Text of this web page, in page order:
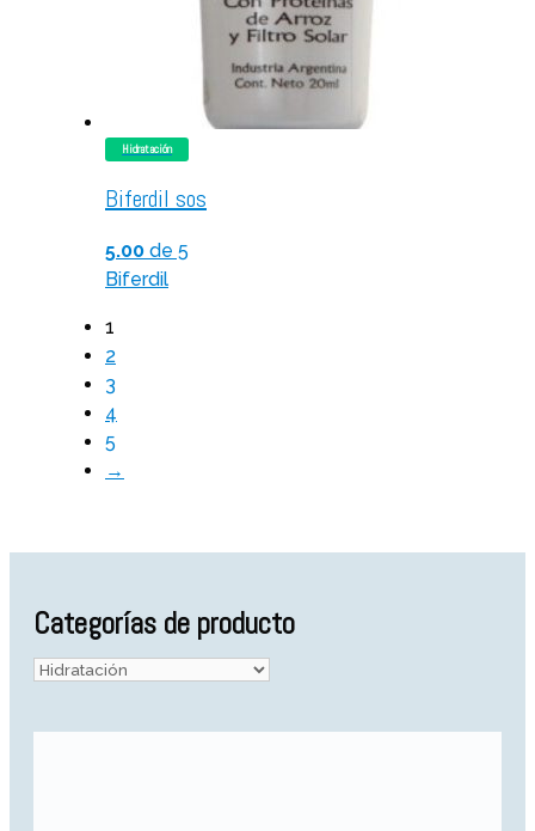
Hidratación
Biferdil sos
5.00 de 5
Biferdil
1
2
3
4
5
→
Categorías de producto